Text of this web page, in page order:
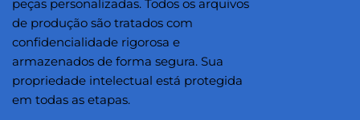
peças personalizadas. Todos os arquivos
de produção são tratados com
confidencialidade rigorosa e
armazenados de forma segura. Sua
propriedade intelectual está protegida
em todas as etapas.